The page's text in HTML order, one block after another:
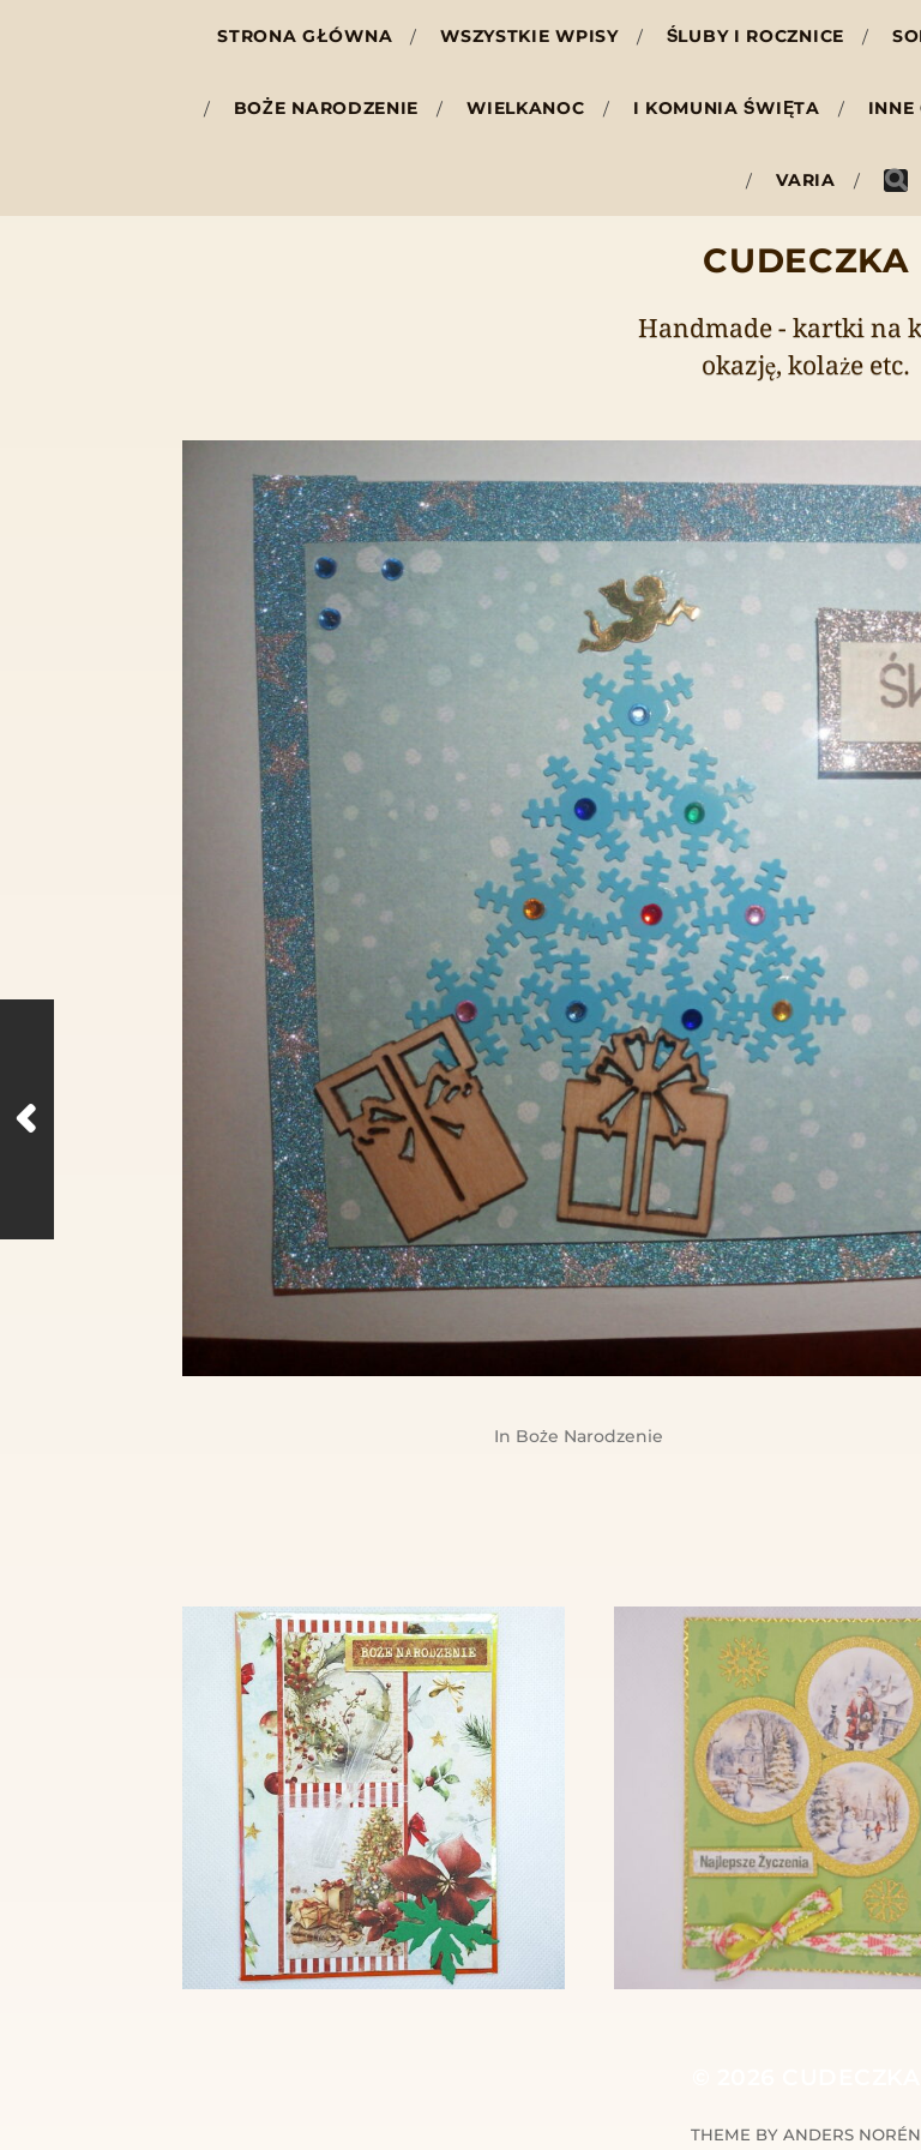
STRONA GŁÓWNA WSZYSTKIE WPISY ŚLUBY I ROCZNICE
BOŻE NARODZENIE WIELKANOC I KOMUNIA ŚWIĘTA INNE
VARIA
CUDECZKA
Handmade - kartki na
okazję, kolaże etc.
In Boże Narodzenie
THEME BY ANDERS NORÉN